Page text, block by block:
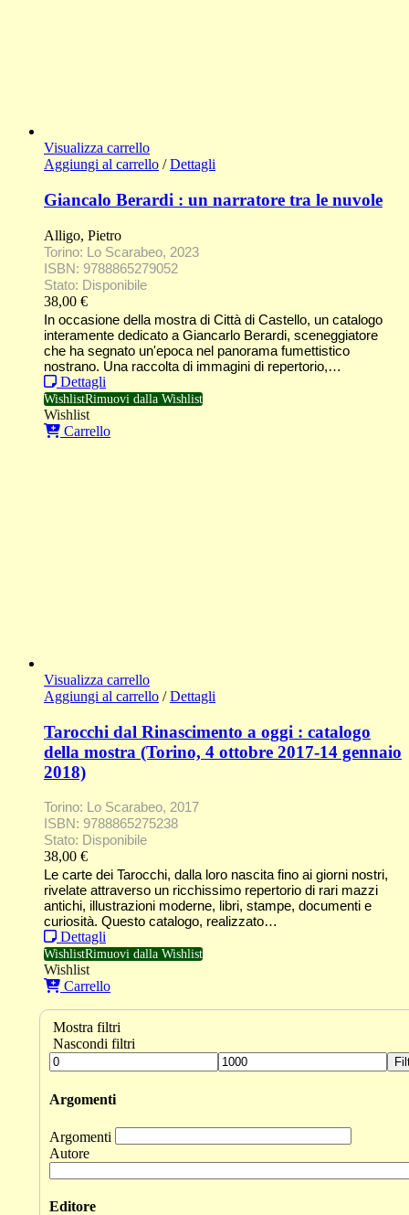
Visualizza carrello
Aggiungi al carrello / Dettagli
Giancalo Berardi : un narratore tra le nuvole
Alligo, Pietro
Torino: Lo Scarabeo, 2023
ISBN: 9788865279052
Stato: Disponibile
38,00 €
In occasione della mostra di Città di Castello, un catalogo
interamente dedicato a Giancarlo Berardi, sceneggiatore
che ha segnato un'epoca nel panorama fumettistico
nostrano. Una raccolta di immagini di repertorio,…
Dettagli
WishlistRimuovi dalla Wishlist
Wishlist
Carrello
Visualizza carrello
Aggiungi al carrello / Dettagli
Tarocchi dal Rinascimento a oggi : catalogo
della mostra (Torino, 4 ottobre 2017-14 gennaio
2018)
Torino: Lo Scarabeo, 2017
ISBN: 9788865275238
Stato: Disponibile
38,00 €
Le carte dei Tarocchi, dalla loro nascita fino ai giorni nostri,
rivelate attraverso un ricchissimo repertorio di rari mazzi
antichi, illustrazioni moderne, libri, stampe, documenti e
curiosità. Questo catalogo, realizzato…
Dettagli
WishlistRimuovi dalla Wishlist
Wishlist
Carrello
Mostra filtri
Nascondi filtri
Argomenti
Argomenti
Autore
Editore